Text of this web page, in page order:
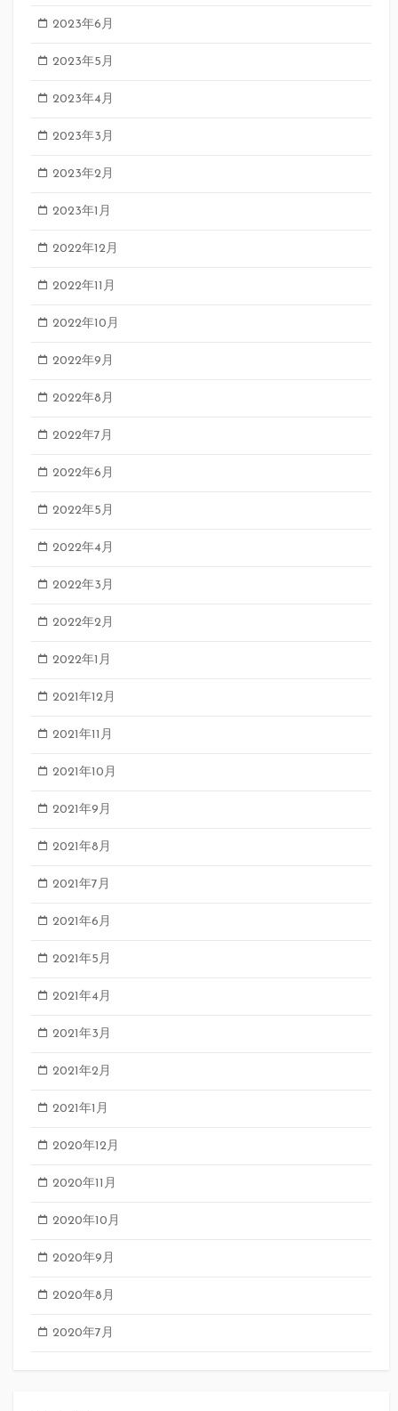
2023年6月
2023年5月
2023年4月
2023年3月
2023年2月
2023年1月
2022年12月
2022年11月
2022年10月
2022年9月
2022年8月
2022年7月
2022年6月
2022年5月
2022年4月
2022年3月
2022年2月
2022年1月
2021年12月
2021年11月
2021年10月
2021年9月
2021年8月
2021年7月
2021年6月
2021年5月
2021年4月
2021年3月
2021年2月
2021年1月
2020年12月
2020年11月
2020年10月
2020年9月
2020年8月
2020年7月